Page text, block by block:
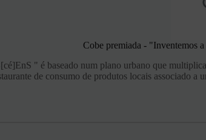
Cobe premiada - "Inventemos
" é baseado num plano urbano que
de consumo de produtos locais associado a